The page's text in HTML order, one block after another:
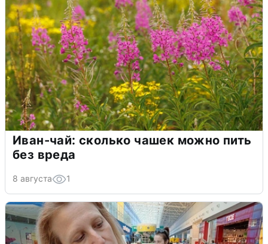
Иван-чай: сколько чашек можно пить
без вреда
8 августа 1